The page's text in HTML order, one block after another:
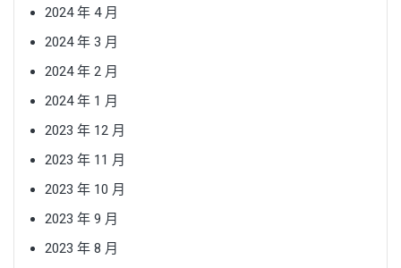
2024 年 4 月
2024 年 3 月
2024 年 2 月
2024 年 1 月
2023 年 12 月
2023 年 11 月
2023 年 10 月
2023 年 9 月
2023 年 8 月